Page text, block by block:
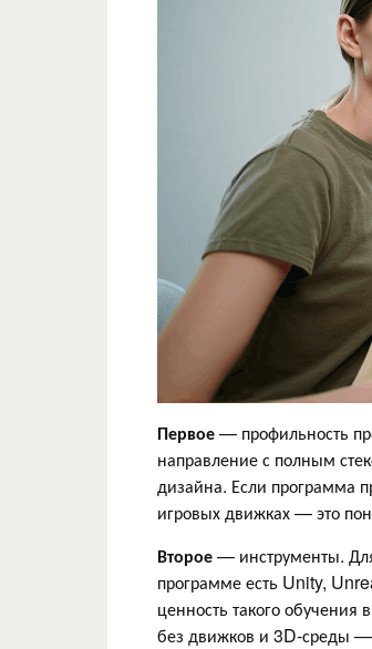
Первое— профильность
направление с полным
дизайна. Если программа
игровых движках — это
Второе— инструменты.
программе есть Unity,
ценность такого
без движков и 3D-среды —